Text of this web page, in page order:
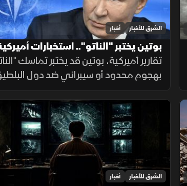
الشرق للأخبار أخبار
بوتين يختبر "الناتو".. استخبارات
تقارير أميركية، بوتين قد يختبر تماسك
بهجوم محدود أو سيبراني ضد دول
بولندا للتشكيك بالمادة الـ5، في حال
بتأمين مخرج يحفظ ماء الوجه بأوكرانيا
السنوات القادمة.
الشرق للأخبار أخبار